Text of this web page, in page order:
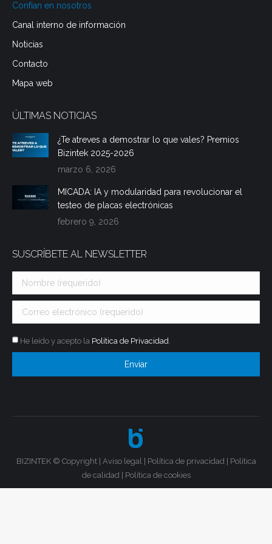
new
window
new
window
new
window
Confían en nosotros
Canal interno de información
Noticias
Contacto
Mapa web
ÚLTIMAS NOTICIAS
¿Te atreves a demostrar lo que vales? Premios
Bizintek 2025-2026
marzo 6, 2026
MICADA: IA y modularidad para revolucionar el
testeo de placas electrónicas
febrero 9, 2026
SUSCRÍBETE AL NEWSLETTER
He leído y acepto la Política de Privacidad
BIZINTEK © Copyright | Aviso legal Política de privacidad
Política
de calidad
Política de cookies